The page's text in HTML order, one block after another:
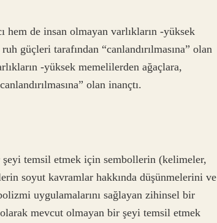
de insan olmayan varlıkların -yüksek
güçleri tarafından “canlandırılmasına” olan
-yüksek memelilerden ağaçlara,
olan inançtı.
temsil etmek için sembollerin (kelimeler,
soyut kavramlar hakkında düşünmelerini ve
uygulamalarını sağlayan zihinsel bir
mevcut olmayan bir şeyi temsil etmek